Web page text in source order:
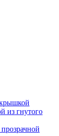
из гнутого